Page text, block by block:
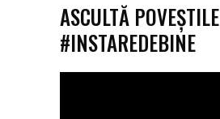
ASCULTĂ POVEȘTILE
#INSTAREDEBINE